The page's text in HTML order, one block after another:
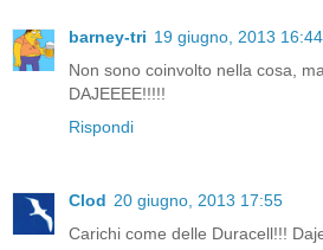
barney-tri 19 giugno, 2013 16:44
Non sono coinvolto nella cosa,
DAJEEEE!!!!!
Rispondi
Clod 20 giugno, 2013 17:55
Carichi come delle Duracell!!!